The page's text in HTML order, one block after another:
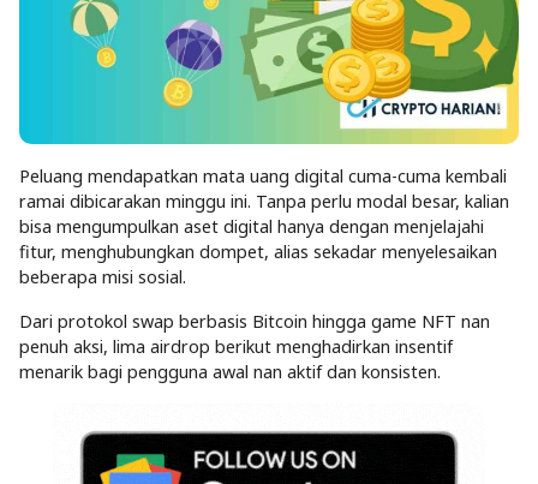
Peluang mendapatkan mata uang digital cuma-cuma kembali
ramai dibicarakan minggu ini. Tanpa perlu modal besar, kalian
bisa mengumpulkan aset digital hanya dengan menjelajahi
fitur, menghubungkan dompet, alias sekadar menyelesaikan
beberapa misi sosial.
Dari protokol swap berbasis Bitcoin hingga game NFT nan
penuh aksi, lima airdrop berikut menghadirkan insentif
menarik bagi pengguna awal nan aktif dan konsisten.